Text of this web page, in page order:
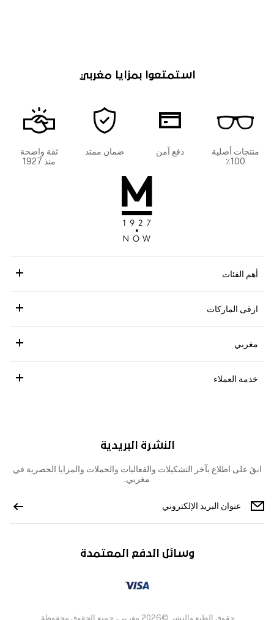
استمتعوا بمزايا مغربي
منتجات أصلية
100٪
دفع آمن ضمان ممتد
ثقة واضحة
منذ 1927
أهم الفئات
ارقى الماركات
مغربي
خدمة العملاء
النشرة البريدية
ابقَ على اطلاع بآخر التشكيلات والفعاليات والحملات والمزايا الحصرية في
مغربي.
وسائل الدفع المعتمدة
حقوق الطبع والنشر ©2026 مغربي، جميع الحقوق محفوظة.